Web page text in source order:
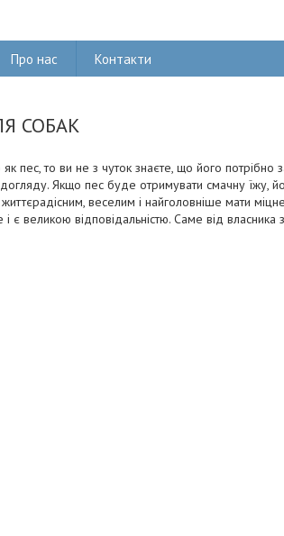
Про нас Контакти
СОБАК
пес, то ви не з чуток знаєте, що його потрібно
Якщо пес буде отримувати смачну їжу,
веселим і найголовніше мати
і є великою відповідальністю. Саме від